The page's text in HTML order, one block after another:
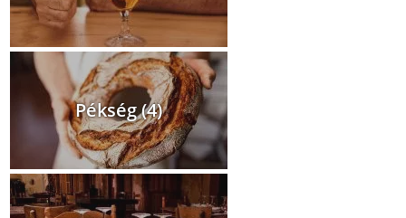
Pékség (4)